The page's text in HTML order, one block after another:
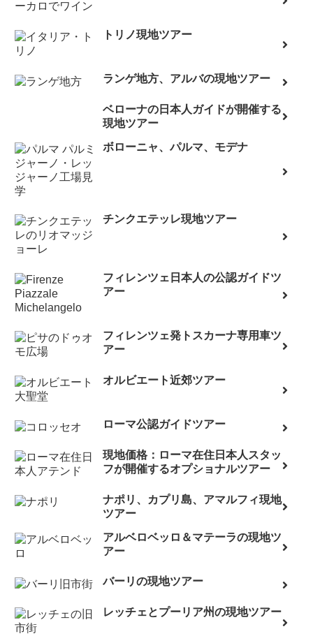
トリノ現地ツアー
ランゲ地方、アルバの現地ツアー
ベローナの日本人ガイドが開催する
現地ツアー
ボローニャ、パルマ、モデナ
チンクエテッレ現地ツアー
フィレンツェ日本人の公認ガイドツ
アー
フィレンツェ発トスカーナ専用車ツ
アー
オルビエート近郊ツアー
ローマ公認ガイドツアー
現地価格：ローマ在住日本人スタッ
フが開催するオプショナルツアー
ナポリ、カプリ島、アマルフィ現地
ツアー
アルベロベッロ＆マテーラの現地ツ
アー
バーリの現地ツアー
レッチェとプーリア州の現地ツアー